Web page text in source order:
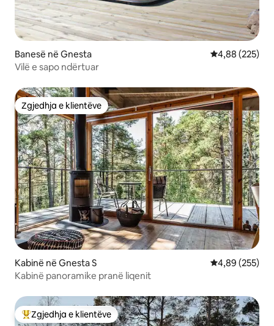
Banesë në Gnesta Vlerësimi
4,88 (225)
Vilë e sapo ndërtuar
Zgjedhja e klientëve
Zgjedhja e klientëve
Kabinë në Gnesta S Vlerësimi
4,89 (255)
Kabinë panoramike pranë liqenit
Më të mirat e zgjedhjeve të klientëve
Zgjedhja e klientëve